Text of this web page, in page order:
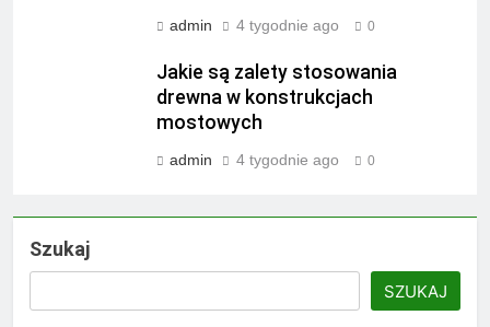
admin 4 tygodnie ago 0
Jakie są zalety stosowania
drewna w konstrukcjach
mostowych
admin 4 tygodnie ago 0
Szukaj
SZUKAJ